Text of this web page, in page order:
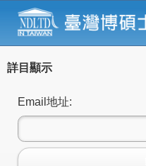
詳目顯示
Email地址: